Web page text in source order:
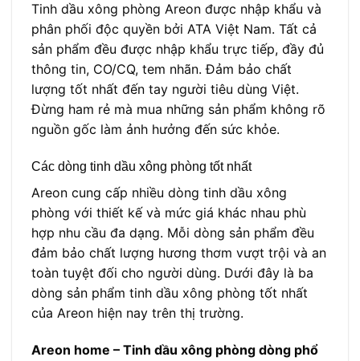
Tinh dầu xông phòng Areon được nhập khẩu và
phân phối độc quyền bởi ATA Việt Nam. Tất cả
sản phẩm đều được nhập khẩu trực tiếp, đầy đủ
thông tin, CO/CQ, tem nhãn. Đảm bảo chất
lượng tốt nhất đến tay người tiêu dùng Việt.
Đừng ham rẻ mà mua những sản phẩm không rõ
nguồn gốc làm ảnh hưởng đến sức khỏe.
Các dòng tinh dầu xông phòng tốt nhất
Areon cung cấp nhiều dòng tinh dầu xông
phòng với thiết kế và mức giá khác nhau phù
hợp nhu cầu đa dạng. Mỗi dòng sản phẩm đều
đảm bảo chất lượng hương thơm vượt trội và an
toàn tuyệt đối cho người dùng. Dưới đây là ba
dòng sản phẩm tinh dầu xông phòng tốt nhất
của Areon hiện nay trên thị trường.
Areon home – Tinh dầu xông phòng dòng phổ